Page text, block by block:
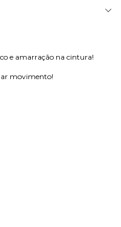
e amarração na cintura!
movimento!